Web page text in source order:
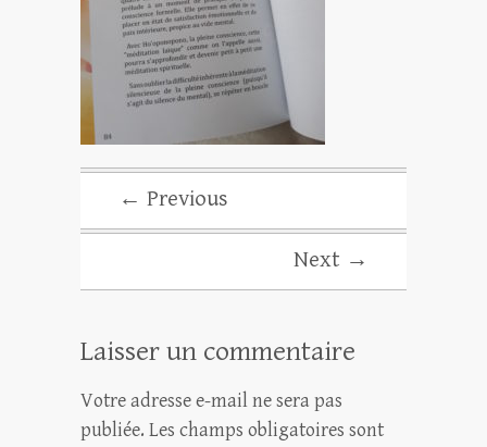
← Previous
Next →
Laisser un commentaire
Votre adresse e-mail ne sera pas
publiée. Les champs obligatoires sont